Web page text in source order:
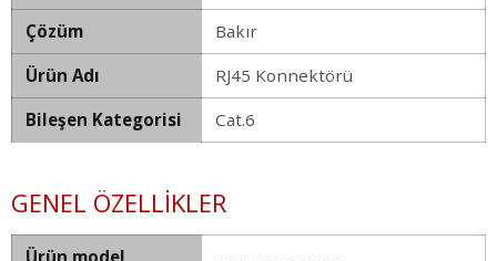
Çözüm
Bakır
Ürün Adı
RJ45 Konnektörü
Bileşen Kategorisi
Cat.6
GENEL ÖZELLIKLER